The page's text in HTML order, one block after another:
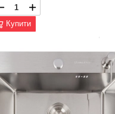
Купити